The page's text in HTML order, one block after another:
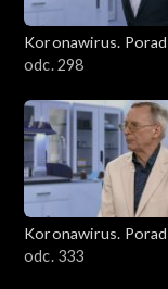
Koronawirus.
odc. 298
Koronawirus.
odc. 333